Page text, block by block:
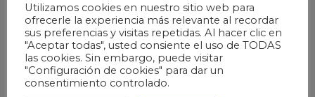
Trio
Musicas
sin
fronteras
Rojales
Utilizamos cookies en nuestro sitio web para
ofrecerle la experiencia más relevante al recordar
sus preferencias y visitas repetidas. Al hacer clic en
"Aceptar todas", usted consiente el uso de TODAS
las cookies. Sin embargo, puede visitar
"Configuración de cookies" para dar un
consentimiento controlado.